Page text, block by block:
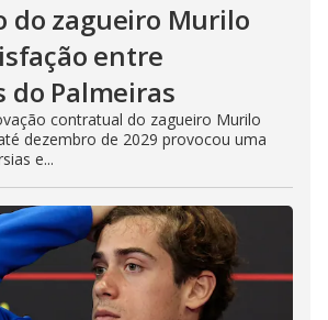
do zagueiro Murilo
entre
do Palmeiras
contratual do zagueiro Murilo
dezembro de 2029 provocou uma
e...